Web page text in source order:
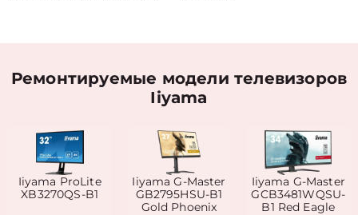
Ремонтируемые модели телевизоров
Iiyama
Iiyama ProLite
XB3270QS-B1
Iiyama G-Master
GB2795HSU-B1
Gold Phoenix
Iiyama G-Master
GCB3481WQSU-
B1 Red Eagle